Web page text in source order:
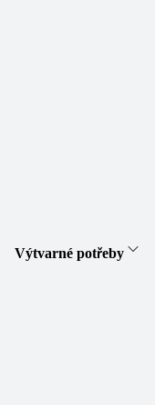
Výtvarné potřeby